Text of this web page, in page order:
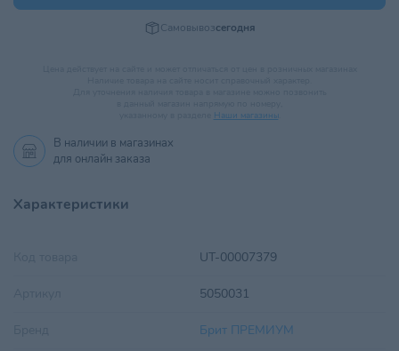
Самовывозсегодня
Наши магазины.
В наличии в магазинах
для онлайн заказа
Характеристики
UT-00007379
5050031
Брит ПРЕМИУМ